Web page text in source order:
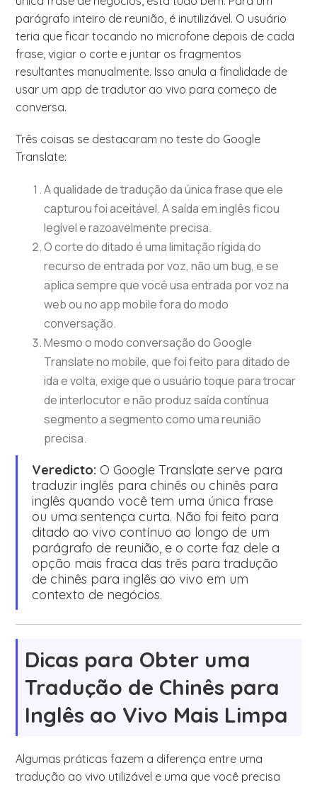
parágrafo inteiro de reunião, é inutilizável. O usuário
teria que ficar tocando no microfone depois de cada
frase, vigiar o corte e juntar os fragmentos
resultantes manualmente. Isso anula a finalidade de
usar um app de tradutor ao vivo para começo de
conversa.
Três coisas se destacaram no teste do Google
Translate:
A qualidade de tradução da única frase que ele
capturou foi aceitável. A saída em inglês ficou
legível e razoavelmente precisa.
O corte do ditado é uma limitação rígida do
recurso de entrada por voz, não um bug, e se
aplica sempre que você usa entrada por voz na
web ou no app mobile fora do modo
conversação.
Mesmo o modo conversação do Google
Translate no mobile, que foi feito para ditado de
ida e volta, exige que o usuário toque para trocar
de interlocutor e não produz saída contínua
segmento a segmento como uma reunião
precisa.
Veredicto: O Google Translate serve para
traduzir inglês para chinês ou chinês para
inglês quando você tem uma única frase
ou uma sentença curta. Não foi feito para
ditado ao vivo contínuo ao longo de um
parágrafo de reunião, e o corte faz dele a
opção mais fraca das três para tradução
de chinês para inglês ao vivo em um
contexto de negócios.
Dicas para Obter uma
Tradução de Chinês para
Inglês ao Vivo Mais Limpa
Algumas práticas fazem a diferença entre uma
tradução ao vivo utilizável e uma que você precisa